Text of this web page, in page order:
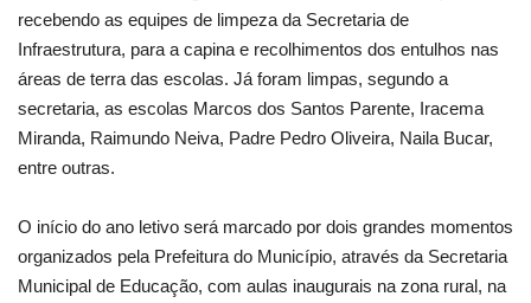
recebendo as equipes de limpeza da Secretaria de
Infraestrutura, para a capina e recolhimentos dos entulhos nas
áreas de terra das escolas. Já foram limpas, segundo a
secretaria, as escolas Marcos dos Santos Parente, Iracema
Miranda, Raimundo Neiva, Padre Pedro Oliveira, Naila Bucar,
entre outras.
O início do ano letivo será marcado por dois grandes momentos
organizados pela Prefeitura do Município, através da Secretaria
Municipal de Educação, com aulas inaugurais na zona rural, na